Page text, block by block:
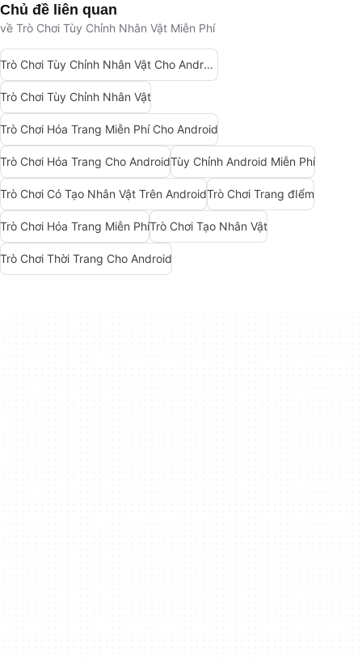
Chủ đề liên quan
về Trò Chơi Tùy Chỉnh Nhân Vật Miễn Phí
Trò Chơi Tùy Chỉnh Nhân Vật Cho Android
Trò Chơi Tùy Chỉnh Nhân Vật
Trò Chơi Hóa Trang Miễn Phí Cho Android
Trò Chơi Hóa Trang Cho AndroidTùy Chỉnh Android Miễn Phí
Trò Chơi Có Tạo Nhân Vật Trên AndroidTrò Chơi Trang đIểm
Trò Chơi Hóa Trang Miễn PhíTrò Chơi Tạo Nhân Vật
Trò Chơi Thời Trang Cho Android